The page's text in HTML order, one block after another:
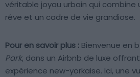
véritable joyau urbain qui combine
rêve et un cadre de vie grandiose.
Pour en savoir plus : Bienvenue en
Park, dans un Airbnb de luxe
expérience new-yorkaise. Ici, une